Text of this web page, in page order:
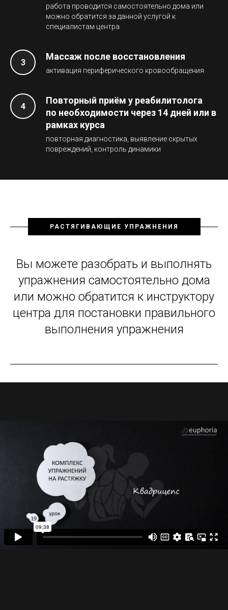
работа проводится самостоятельно дома или
можно обратится за данной услугой к
специалистам центра
Массаж после восстановления
активация периферического кровообращения
Повторный приём у реабилитолога
по необходимости через 14 дней или в
рамках курса
повторная диагностика, выявление скрытых
повреждений, контроль динамики
РАСТЯГИВАЮЩИЕ УПРАЖНЕНИЯ
Вы можете разобрать и выполнять
упражнения самостоятельно дома
или можно обратится к инструктору
центра для постановки правильного
выполнения упражнения